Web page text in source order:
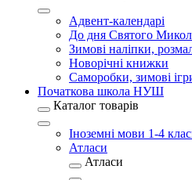
Адвент-календарі
До дня Святого
Зимові наліпки,
Новорічні книжки
Саморобки, зимові
Початкова школа НУШ
Каталог товарів
Іноземні мови 1-4
Атласи
Атласи